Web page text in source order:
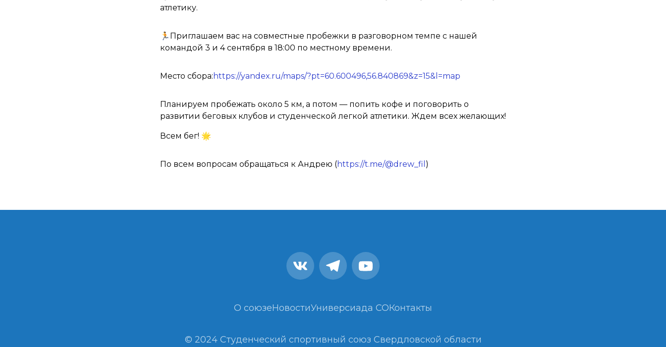
атлетику.
🏃Приглашаем вас на совместные пробежки в разговорном темпе с нашей
командой 3 и 4 сентября в 18:00 по местному времени.
Место сбора: https://yandex.ru/maps/?pt=60.600496,56.840869&z=15&l=map
Планируем пробежать около 5 км, а потом — попить кофе и поговорить о
развитии беговых клубов и студенческой легкой атлетики. Ждем всех желающих!
Всем бег! 🌟
По всем вопросам обращаться к Андрею (https://t.me/@drew_fil )
О союзеНовостиУниверсиада СОКонтакты
© 2024 Студенческий спортивный союз Свердловской области